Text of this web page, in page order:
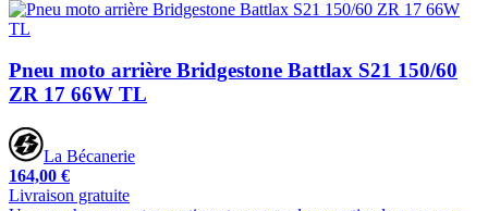
Pneu moto arrière Bridgestone Battlax S21 150/60
ZR 17 66W TL
La Bécanerie
164,00 €
Livraison gratuite